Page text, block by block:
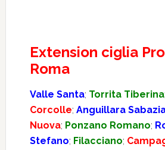
Extension ciglia
Roma
Valle Santa; Torrita Tiberina;
Corcolle; Anguillara
Nuova; Ponzano Romano;
Stefano; Filacciano;